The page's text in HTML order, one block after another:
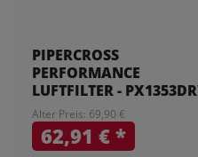
PIPERCROSS
PERFORMANCE
LUFTFILTER -
Alter Preis: 69,90 €
62,91 €*